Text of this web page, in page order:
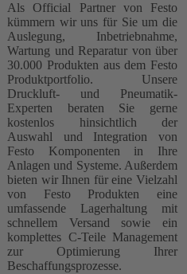
Als Official Partner von Festo
kümmern wir uns für Sie um die
Auslegung, Inbetriebnahme,
Wartung und Reparatur von über
30.000 Produkten aus dem Festo
Produktportfolio. Unsere
Druckluft- und Pneumatik-
Experten beraten Sie gerne
kostenlos hinsichtlich der
Auswahl und Integration von
Festo Komponenten in Ihre
Anlagen und Systeme. Außerdem
bieten wir Ihnen für eine Vielzahl
von Festo Produkten eine
umfassende Lagerhaltung mit
schnellem Versand sowie ein
komplettes C-Teile Management
zur Optimierung Ihrer
Beschaffungsprozesse.